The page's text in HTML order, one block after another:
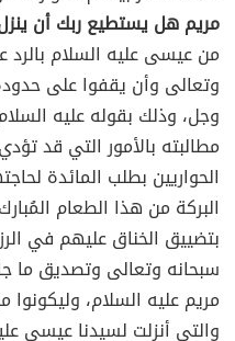
مريم هل يستطيع ربك أن
من عيسى عليه السلام بالرد
وتعالى وأن يقفوا على
وجل، وذلك بقوله عليه
مطالبته بالأمور التي قد
الحواريين بطلب المائدة
البركة من هذا الطعام
بتضييق الخناق عليهم في
سبحانه وتعالى وتصديق
مريم عليه السلام،
والتي أنزلت لسيدنا عيسى